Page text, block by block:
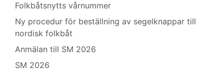
Folkbåtsnytts vårnummer
Ny procedur för beställning av segelknappar till
nordisk folkbåt
Anmälan till SM 2026
SM 2026